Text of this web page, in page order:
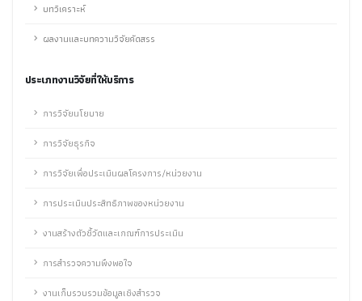
บทวิเคราะห์
ผลงานและบทความวิจัยคัดสรร
ประเภทงานวิจัยที่ให้บริการ
การวิจัยนโยบาย
การวิจัยธุรกิจ
การวิจัยเพื่อประเมินผลโครงการ/หน่วยงาน
การประเมินประสิทธิภาพของหน่วยงาน
งานสร้างตัวชี้วัดและเกณฑ์การประเมิน
การสำรวจความพึงพอใจ
งานเก็บรวบรวมข้อมูลเชิงสำรวจ